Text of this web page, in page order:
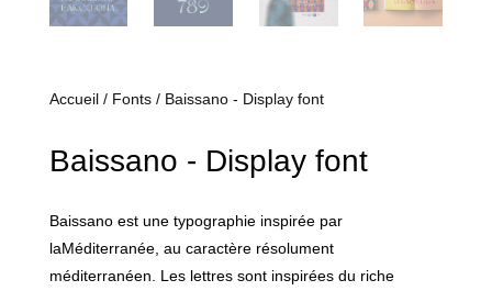
Accueil/ Fonts/ Baissano - Display font
Baissano - Display font
Baissano est une typographie inspirée par
laMéditerranée, au caractère résolument
méditerranéen. Les lettres sont inspirées du riche